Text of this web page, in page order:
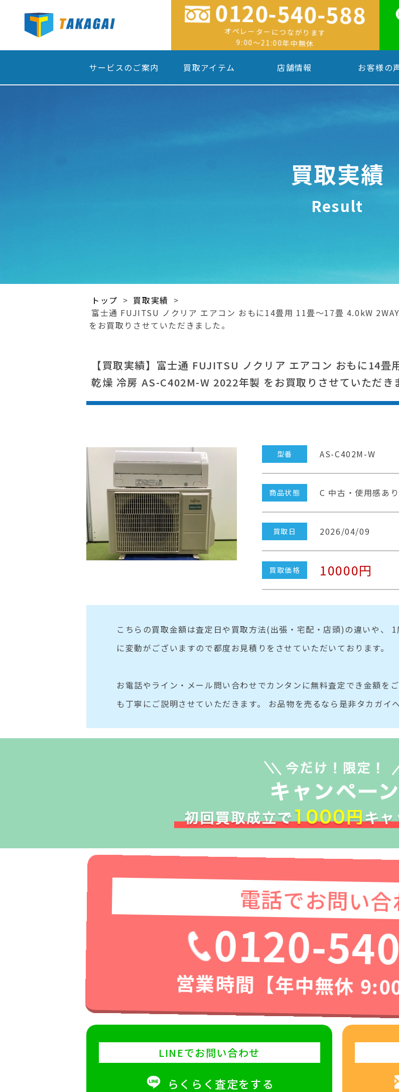
0120-540-588
オペレーターにつながります
9:00〜21:00年中無休
サービスのご案内 買取アイテム 店舗情報 お客様の
買取実績
Result
トップ > 買取実績 >
富士通 FUJITSU ノクリア エアコン おもに14畳用 11畳～17畳 4.0kW
をお買取りさせていただきました。
【買取実績】富士通 FUJITSU ノクリア エアコン おもに14
乾燥 冷房 AS-C402M-W 2022年製 をお買取りさせていただき
型番 AS-C402M-W
商品状態 C 中古・使用感あり
買取日 2026/04/09
買取価格 10000円
こちらの買取金額は査定日や買取方法(出張・宅配・店頭)の違いや、
に変動がございますので都度お見積りをさせていただいております。
お電話やライン・メール問い合わせでカンタンに無料査定でき金額を
も丁寧にご説明させていただきます。 お品物を売るなら是非タカガイ
電話でお問い合
0120-
営業時間【年中無休
LINEでお問い合わせ
らくらく査定をする